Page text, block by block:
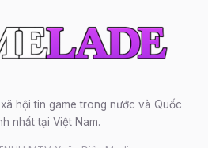
hội tin game trong nước và Quốc
nhất tại Việt Nam.